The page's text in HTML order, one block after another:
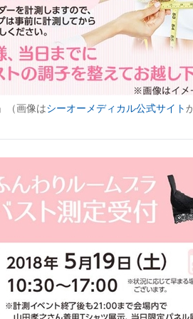
（画像はシーオーメディカル公式サイト